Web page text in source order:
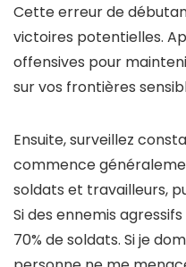
Cette erreur de
victoires potentielles.
offensives pour
sur vos frontières
Ensuite, surveillez
commence
soldats et travailleurs,
Si des ennemis
70% de soldats. Si je